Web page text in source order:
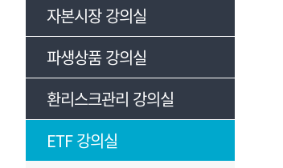
자본시장 강의실
파생상품 강의실
환리스크관리 강의실
ETF 강의실